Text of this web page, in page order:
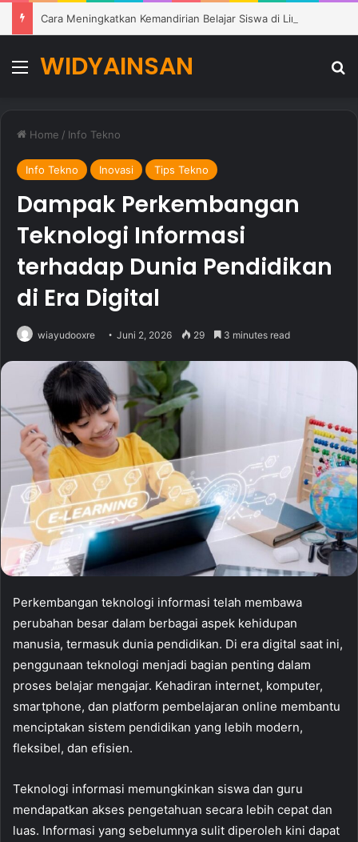
Menu
WIDYAINSAN
Home / Info Tekno
Info Tekno Inovasi Tips Tekno
Dampak Perkembangan
Teknologi Informasi
terhadap Dunia Pendidikan
di Era Digital
wiayudooxre Juni 2, 2026 29 3 minutes read
Perkembangan teknologi informasi telah membawa
perubahan besar dalam berbagai aspek kehidupan
manusia, termasuk dunia pendidikan. Di era digital saat ini,
penggunaan teknologi menjadi bagian penting dalam
proses belajar mengajar. Kehadiran internet, komputer,
smartphone, dan platform pembelajaran online membantu
menciptakan sistem pendidikan yang lebih modern,
fleksibel, dan efisien.
Teknologi informasi memungkinkan siswa dan guru
mendapatkan akses pengetahuan secara lebih cepat dan
luas. Informasi yang sebelumnya sulit diperoleh kini dapat